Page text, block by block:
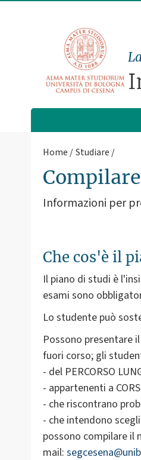
Home Studiare
Informazioni per
Che cos'è il
Il piano di studi è
esami sono
Lo studente può
Possono presentare il
fuori corso; gli
- del PERCORSO
- appartenenti a
- che riscontrano
- che intendono
possono compilare il
mail: